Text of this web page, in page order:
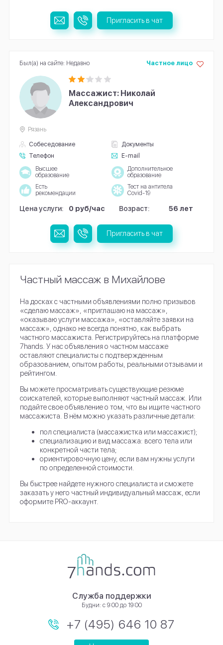
Пригласить в чат
Массажист: Николай
Александрович
Собеседование
Документы
Телефон
E-mail
Частное лицо
Рязань
Высшее
образование
Дополнительное
образование
Есть
рекомендации
Тест на антитела
Covid-19
Цена услуги: 0 руб/час Возраст: 56 лет
Был(а) на сайте: Недавно
Пригласить в чат
Частный массаж в Михайлове
На досках с частными объявлениями полно призывов
«сделаю массаж», «приглашаю на массаж»,
«оказываю услуги массажа», «оставляйте заявки на
массаж», однако не всегда понятно, как выбрать
частного массажиста. Регистрируйтесь на платформе
7hands. У нас объявления о частном массаже
оставляют специалисты с подтвержденным
образованием, опытом работы, реальными отзывами и
рейтингом.
Вы можете просматривать существующие резюме
соискателей, которые выполняют частный массаж. Или
подайте свое объявление о том, что вы ищите частного
массажиста. В нём можно указать различные детали:
пол специалиста (массажистка или массажист);
специализацию и вид массажа: всего тела или
конкретной части тела;
ориентировочную цену, если вам нужны услуги
по определенной стоимости.
Вы быстрее найдете нужного специалиста и сможете
заказать у него частный индивидуальный массаж, если
оформите PRO-аккаунт.
Служба поддержки
Будни: с 9:00 до 19:00
+7 (495) 646 10 87